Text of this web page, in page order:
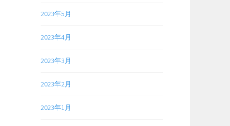
2023年5月
2023年4月
2023年3月
2023年2月
2023年1月